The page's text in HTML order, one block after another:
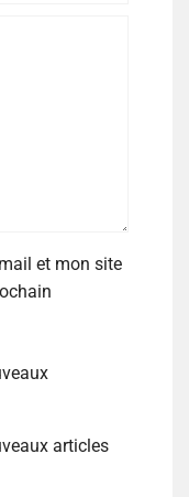
et mon site
articles